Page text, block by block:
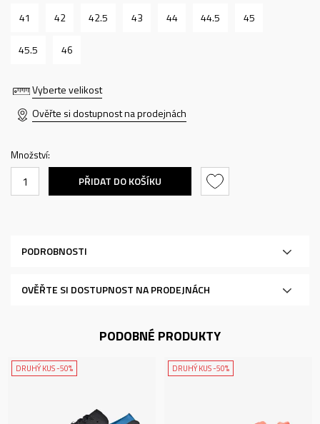
Vyberte velikost
41 42 42.5 43 44 44.5 45
45.5 46
Ověřte si dostupnost na prodejnách
Množství:
PŘIDAT DO KOŠÍKU
PODROBNOSTI
OVĚŘTE SI DOSTUPNOST NA PRODEJNÁCH
PODOBNÉ PRODUKTY
DRUHÝ KUS -50% DRUHÝ KUS -50%